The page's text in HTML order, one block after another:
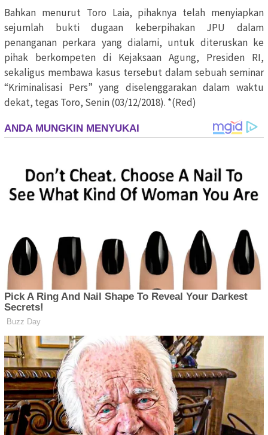
Bahkan menurut Toro Laia, pihaknya telah menyiapkan
sejumlah bukti dugaan keberpihakan JPU dalam
penanganan perkara yang dialami, untuk diteruskan ke
pihak berkompeten di Kejaksaan Agung, Presiden RI,
sekaligus membawa kasus tersebut dalam sebuah seminar
“Kriminalisasi Pers” yang diselenggarakan dalam waktu
dekat, tegas Toro, Senin (03/12/2018). *(Red)